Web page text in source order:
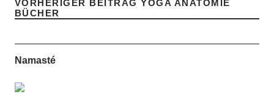
VORHERIGER BEITRAG YOGA ANATOMIE
BÜCHER
Namasté